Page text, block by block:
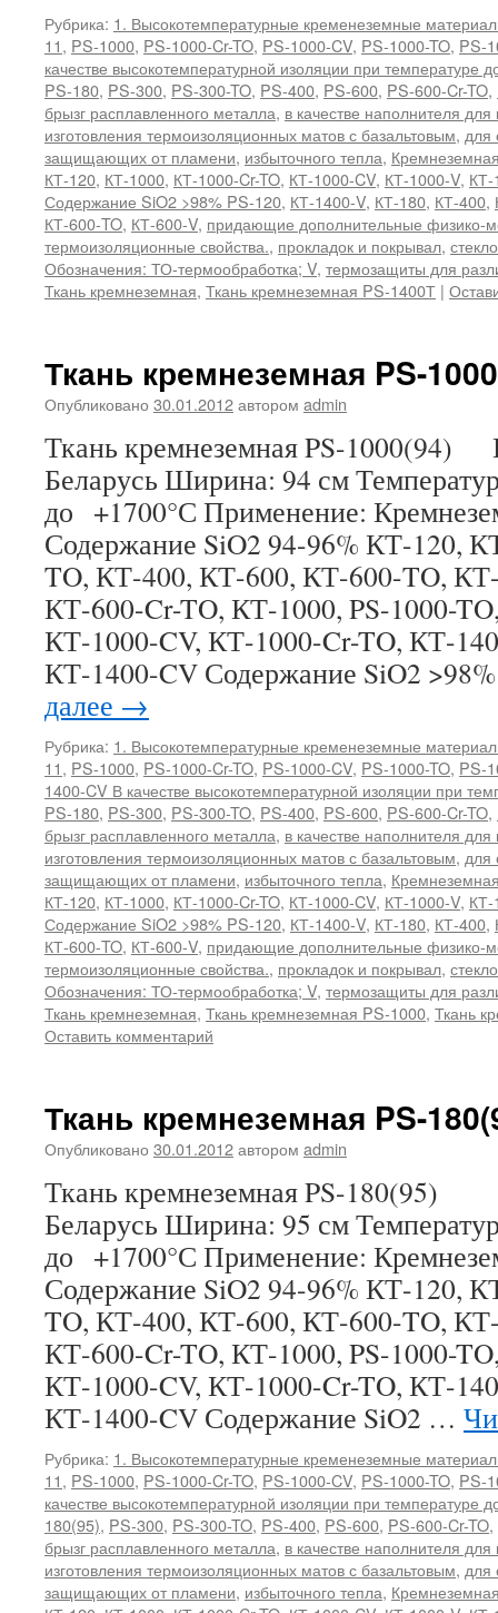
Рубрика: 1. Высокотемпературные кременеземные
11, PS-1000, PS-1000-Cr-TO, PS-1000-CV, PS-1000-TO, PS-
качестве высокотемпературной изоляции при температуре
PS-180, PS-300, PS-300-TO, PS-400, PS-600, PS-600-Cr-TO,
брызг расплавленного металла, в качестве наполнителя
изготовления термоизоляционных матов с базальтовым, для
защищающих от пламени, избыточного тепла,
КТ-120, КТ-1000, КТ-1000-Cr-TO, КТ-1000-CV, КТ-1000-V,
Содержание SiO2 >98% PS-120, КТ-1400-V, КТ-180, КТ-400,
КТ-600-TO, КТ-600-V, придающие дополнительные физико-
термоизоляционные свойства., прокладок и покрывал,
Обозначения: ТО-термообработка; V, термозащиты для
Ткань кремнеземная, Ткань кремнеземная PS-1400Т |
Ткань кремнеземная PS-
Опубликовано 30.01.2012автором admin
Ткань кремнеземная PS-1000(94)
Беларусь Ширина: 94 см
до +1700°С Применение:
Содержание SiO2 94-96% КТ-120,
TO, КТ-400, КТ-600, КТ-600-TO,
КТ-600-Cr-TO, КТ-1000, PS-1000-
КТ-1000-CV, КТ-1000-Cr-TO, КТ-
КТ-1400-CV Содержание SiO2
далее →
Рубрика: 1. Высокотемпературные кременеземные
11, PS-1000, PS-1000-Cr-TO, PS-1000-CV, PS-1000-TO, PS-
1400-CV В качестве высокотемпературной изоляции при
PS-180, PS-300, PS-300-TO, PS-400, PS-600, PS-600-Cr-TO,
брызг расплавленного металла, в качестве наполнителя
изготовления термоизоляционных матов с базальтовым, для
защищающих от пламени, избыточного тепла,
КТ-120, КТ-1000, КТ-1000-Cr-TO, КТ-1000-CV, КТ-1000-V,
Содержание SiO2 >98% PS-120, КТ-1400-V, КТ-180, КТ-400,
КТ-600-TO, КТ-600-V, придающие дополнительные физико-
термоизоляционные свойства., прокладок и покрывал,
Обозначения: ТО-термообработка; V, термозащиты для
Ткань кремнеземная, Ткань кремнеземная PS-1000, Ткань
Оставить комментарий
Ткань кремнеземная PS-
Опубликовано 30.01.2012автором admin
Ткань кремнеземная PS-180(95)
Беларусь Ширина: 95 см
до +1700°С Применение:
Содержание SiO2 94-96% КТ-120,
TO, КТ-400, КТ-600, КТ-600-TO,
КТ-600-Cr-TO, КТ-1000, PS-1000-
КТ-1000-CV, КТ-1000-Cr-TO, КТ-
КТ-1400-CV Содержание SiO2 …
Рубрика: 1. Высокотемпературные кременеземные
11, PS-1000, PS-1000-Cr-TO, PS-1000-CV, PS-1000-TO, PS-
качестве высокотемпературной изоляции при температуре
180(95), PS-300, PS-300-TO, PS-400, PS-600, PS-600-Cr-TO,
брызг расплавленного металла, в качестве наполнителя
изготовления термоизоляционных матов с базальтовым, для
защищающих от пламени, избыточного тепла,